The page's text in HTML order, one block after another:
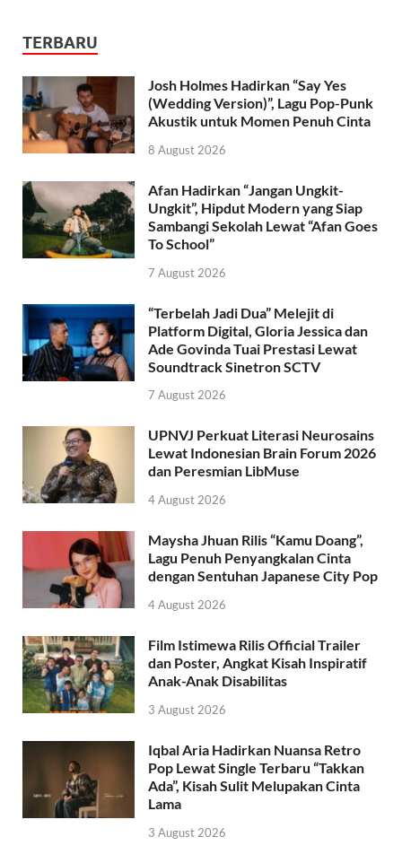
TERBARU
Josh Holmes Hadirkan “Say Yes
(Wedding Version)”, Lagu Pop-Punk
Akustik untuk Momen Penuh Cinta
8 August 2026
Afan Hadirkan “Jangan Ungkit-
Ungkit”, Hipdut Modern yang Siap
Sambangi Sekolah Lewat “Afan Goes
To School”
7 August 2026
“Terbelah Jadi Dua” Melejit di
Platform Digital, Gloria Jessica dan
Ade Govinda Tuai Prestasi Lewat
Soundtrack Sinetron SCTV
7 August 2026
UPNVJ Perkuat Literasi Neurosains
Lewat Indonesian Brain Forum 2026
dan Peresmian LibMuse
4 August 2026
Maysha Jhuan Rilis “Kamu Doang”,
Lagu Penuh Penyangkalan Cinta
dengan Sentuhan Japanese City Pop
4 August 2026
Film Istimewa Rilis Official Trailer
dan Poster, Angkat Kisah Inspiratif
Anak-Anak Disabilitas
3 August 2026
Iqbal Aria Hadirkan Nuansa Retro
Pop Lewat Single Terbaru “Takkan
Ada”, Kisah Sulit Melupakan Cinta
Lama
3 August 2026